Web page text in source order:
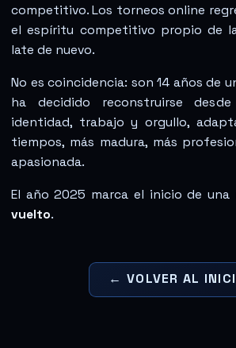
competitivo. Los torneos online
el espíritu competitivo propio de
late de nuevo.
No es coincidencia: son 14 años de
ha decidido reconstruirse
identidad, trabajo y orgullo,
tiempos, más madura, más
apasionada.
El año 2025 marca el inicio de una
vuelto.
← VOLVER AL